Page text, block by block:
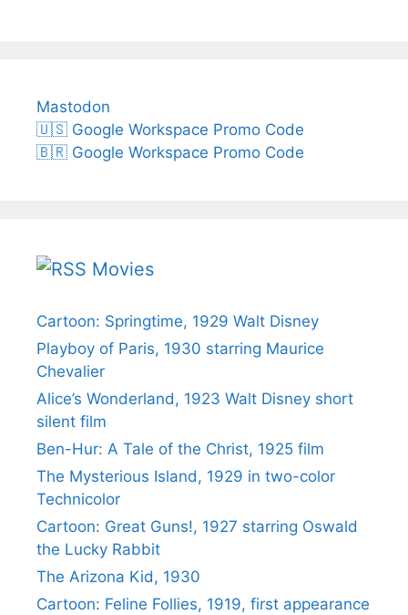
Mastodon
🇺🇸 Google Workspace Promo Code
🇧🇷 Google Workspace Promo Code
Movies
Cartoon: Springtime, 1929 Walt Disney
Playboy of Paris, 1930 starring Maurice
Chevalier
Alice’s Wonderland, 1923 Walt Disney short
silent film
Ben-Hur: A Tale of the Christ, 1925 film
The Mysterious Island, 1929 in two-color
Technicolor
Cartoon: Great Guns!, 1927 starring Oswald
the Lucky Rabbit
The Arizona Kid, 1930
Cartoon: Feline Follies, 1919, first appearance